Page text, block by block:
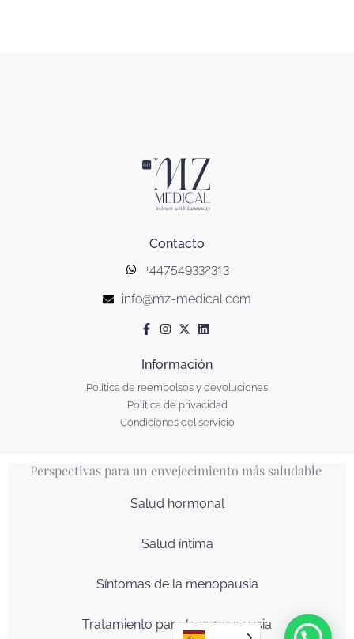
Contacto
+447549332313
info@mz-medical.com
Información
Política de reembolsos y devoluciones
Política de privacidad
Condiciones del servicio
Perspectivas para un envejecimiento más saludable
Salud hormonal
Salud íntima
Síntomas de la menopausia
Tratamiento para la menopausia